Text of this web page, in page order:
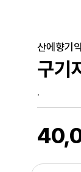
산에향기
구
.